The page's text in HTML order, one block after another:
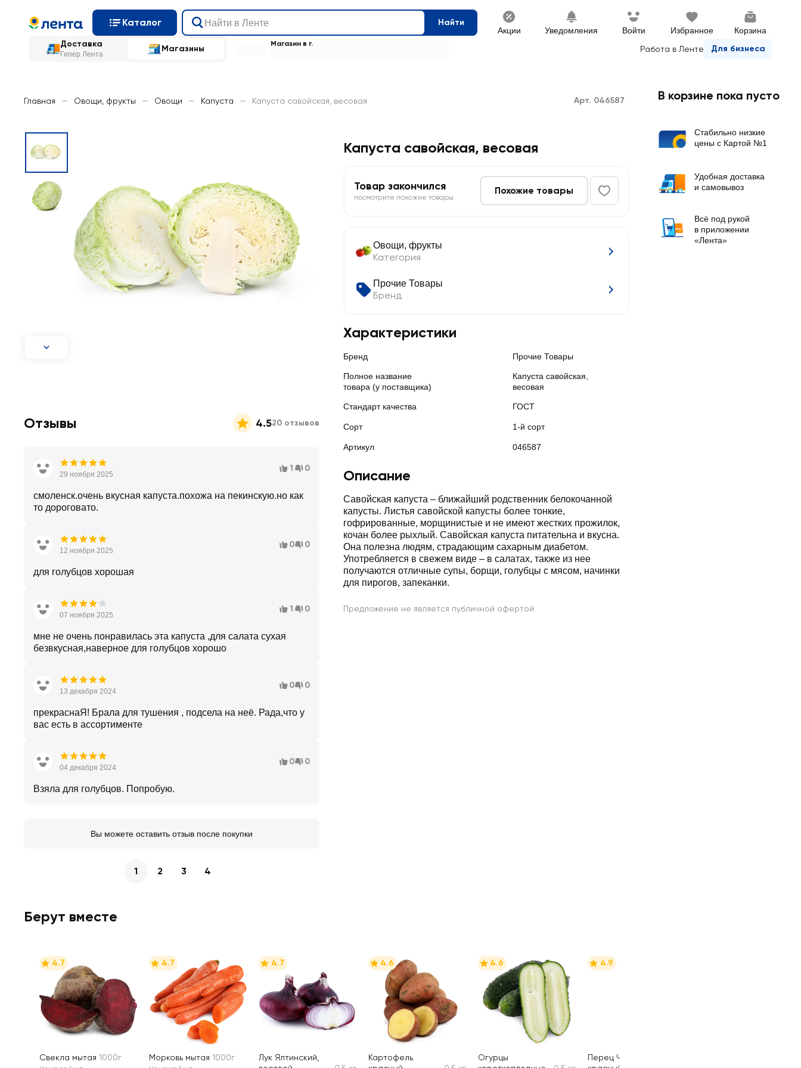
Каталог Найти
Акции Уведомления Войти Избранное Корзина
Доставка
Гипер Лента
Магазины Работа в Ленте Для бизнеса
Магазин в г.
Главная — Овощи, фрукты — Овощи — Капуста — Капуста савойская, весовая Арт. 046587
Капуста савойская, весовая
Товар закончился
посмотрите похожие товары
Похожие товары
Овощи, фрукты
Категория
Прочие Товары
Бренд
Характеристики
Бренд Прочие Товары
Полное название
товара (у поставщика)
Капуста савойская,
весовая
Стандарт качества ГОСТ
Сорт 1-й сорт
Артикул 046587
Описание
Савойская капуста – ближайший родственник белокочанной
капусты. Листья савойской капусты более тонкие,
гофрированные, морщинистые и не имеют жестких прожилок,
кочан более рыхлый. Савойская капуста питательна и вкусна.
Она полезна людям, страдающим сахарным диабетом.
Употребляется в свежем виде – в салатах, также из нее
получаются отличные супы, борщи, голубцы с мясом, начинки
для пирогов, запеканки.
Предложение не является публичной офертой
Отзывы 4.520 отзывов
29 ноября 2025
1 0
смоленск.очень вкусная капуста.похожа на пекинскую.но как
то дороговато.
12 ноября 2025
0 0
для голубцов хорошая
07 ноября 2025
1 0
мне не очень понравилась эта капуста ,для салата сухая
безвкусная,наверное для голубцов хорошо
13 декабря 2024
0 0
прекраснаЯ! Брала для тушения , подсела на неё. Рада,что у
вас есть в ассортименте
04 декабря 2024
0 0
Взяла для голубцов. Попробую.
Вы можете оставить отзыв после покупки
1 2 3 4
Берут вместе
4.7
Свекла мытая 1000г
4.7
Морковь мытая 1000г
4.7
Лук Ялтинский,
4.6
Картофель
4.6
Огурцы
4.9
Перец Чили
В корзине пока пусто
Стабильно низкие
цены с Картой №1
Удобная доставка
и самовывоз
Всё под рукой
в приложении
«Лента»